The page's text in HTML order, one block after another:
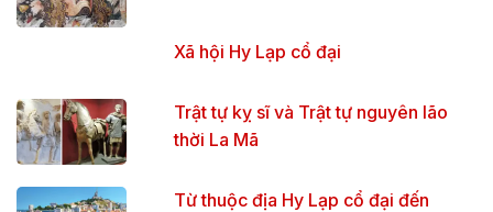
Xã hội Hy Lạp cổ đại
Trật tự kỵ sĩ và Trật tự nguyên lão
thời La Mã
Từ thuộc địa Hy Lạp cổ đại đến